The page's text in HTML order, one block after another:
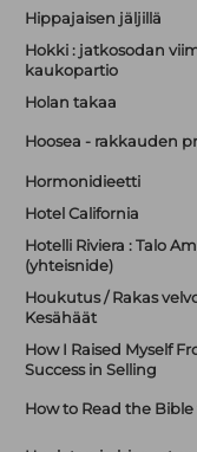
Hippajaisen jäljillä
Hokki : jatkosodan
kaukopartio
Holan takaa
Hoosea - rakkauden
Hormonidieetti
Hotel California
Hotelli Riviera : Talo
(yhteisnide)
Houkutus / Rakas
Kesähäät
How I Raised Myself
Success in Selling
How to Read the Bible